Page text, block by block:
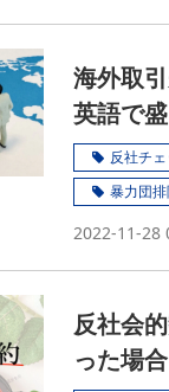
海外取
英語で
解説反社チェ
暴力団
2022-11-28
反社会
った場